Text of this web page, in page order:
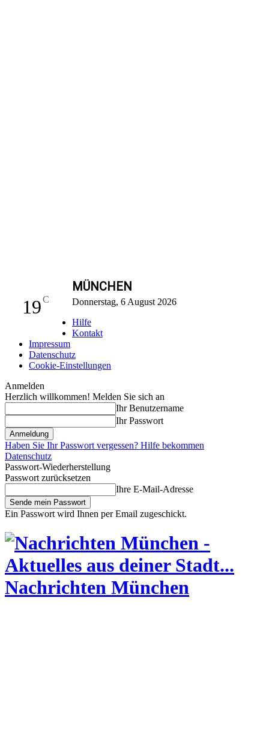
19C
MÜNCHEN
Donnerstag, 6 August 2026
Hilfe
Kontakt
Impressum
Datenschutz
Cookie-Einstellungen
Anmelden
Herzlich willkommen! Melden Sie sich an
Ihr Benutzername
Ihr Passwort
Haben Sie Ihr Passwort vergessen? Hilfe bekommen
Datenschutz
Passwort-Wiederherstellung
Passwort zurücksetzen
Ihre E-Mail-Adresse
Ein Passwort wird Ihnen per Email zugeschickt.
Nachrichten München